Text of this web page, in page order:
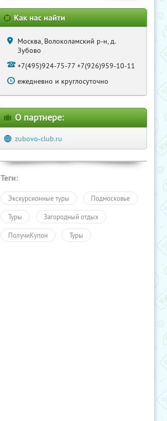
Как нас найти
Москва, Волоколамский р-н, д.
Зубово
+7(495)924-75-77 +7(926)959-10-11
ежедневно и круглосуточно
О партнере:
zubovo-club.ru
Теги:
Экскурсионные туры Подмосковье
Туры Загородный отдых
ПолучиКупон Туры